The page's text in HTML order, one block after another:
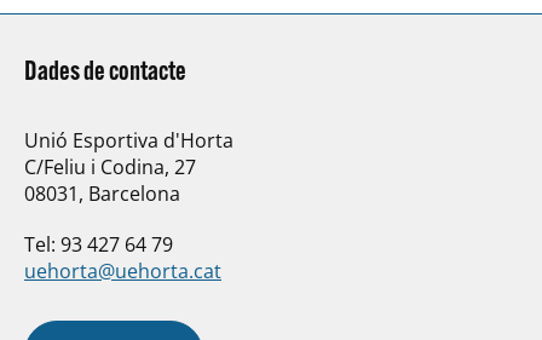
Dades de contacte
Unió Esportiva d'Horta
C/Feliu i Codina, 27
08031, Barcelona
Tel: 93 427 64 79
uehorta@uehorta.cat